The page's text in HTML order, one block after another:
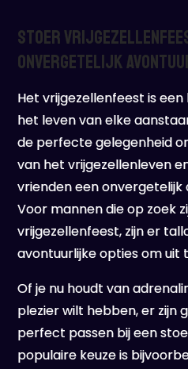
Stoer
Onvergetelijk
Het vrijgezellenfeest is
het leven van elke
de perfecte gelegenheid
van het vrijgezellenleven
vrienden een
Voor mannen die op zoek
vrijgezellenfeest, zijn er
avontuurlijke opties om uit
Of je nu houdt van
plezier wilt hebben, er zijn
perfect passen bij een
populaire keuze is